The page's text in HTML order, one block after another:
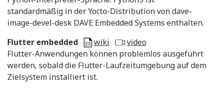
standardmäßig in der Yocto-Distribution von dave-
image-devel-desk DAVE Embedded Systems enthalten.
Flutter embedded
wiki
video
Flutter-Anwendungen können problemlos ausgeführt
werden, sobald die Flutter-Laufzeitumgebung auf dem
Zielsystem installiert ist.